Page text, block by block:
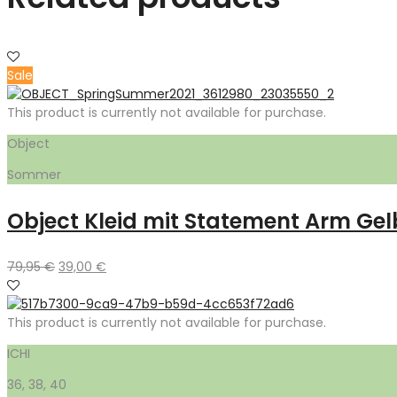
Sale
This product is currently not available for purchase.
Object
Sommer
Object Kleid mit Statement Arm
79,95€ Ursprünglicher
war:
79,95 €
39,00 €
ist:
39,00 €.
This product is currently not available for purchase.
ICHI
36, 38, 40